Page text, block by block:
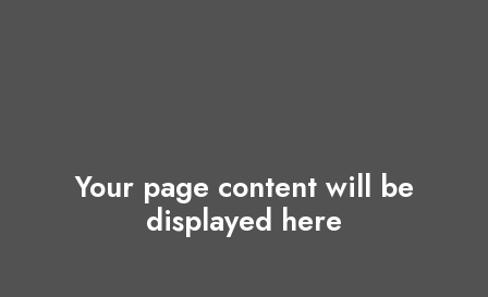
Your page content will be
displayed here